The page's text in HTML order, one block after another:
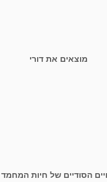
מוצאים את דורי
הסודיים של חיות המחמד